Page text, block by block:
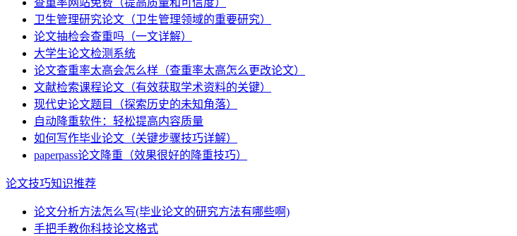
卫生管理研究论文（卫生管理领域的重要研究）
论文抽检会查重吗（一文详解）
大学生论文检测系统
论文查重率太高会怎么样（查重率太高怎么更改论文）
文献检索课程论文（有效获取学术资料的关键）
现代史论文题目（探索历史的未知角落）
自动降重软件：轻松提高内容质量
如何写作毕业论文（关键步骤技巧详解）
paperpass论文降重（效果很好的降重技巧）
论文技巧知识推荐
论文分析方法怎么写(毕业论文的研究方法有哪些啊)
手把手教你科技论文格式